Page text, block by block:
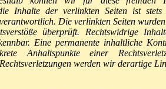
Inhalte der verlinkten Seiten ist
Die verlinkten Seiten
überprüft. Rechtswidrige
Eine permanente inhaltliche
Anhaltspunkte einer
werden wir derartige